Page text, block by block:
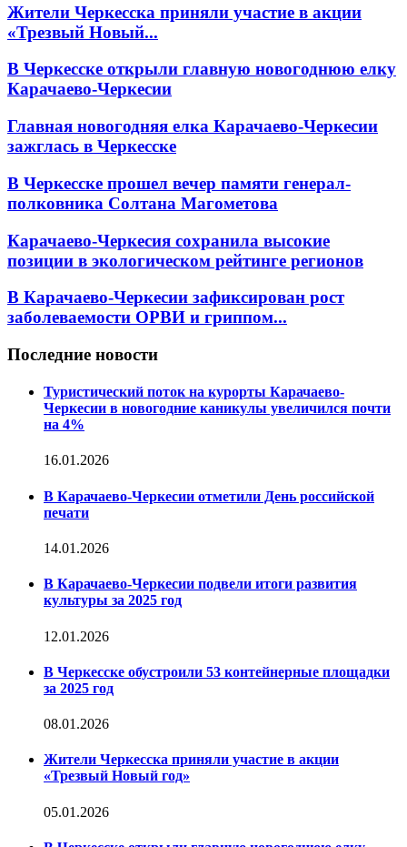
Жители Черкесска приняли участие в акции
«Трезвый Новый...
В Черкесске открыли главную новогоднюю елку
Карачаево-Черкесии
Главная новогодняя елка Карачаево-Черкесии
зажглась в Черкесске
В Черкесске прошел вечер памяти генерал-
полковника Солтана Магометова
Карачаево-Черкесия сохранила высокие
позиции в экологическом рейтинге регионов
В Карачаево-Черкесии зафиксирован рост
заболеваемости ОРВИ и гриппом...
Последние новости
Туристический поток на курорты Карачаево-
Черкесии в новогодние каникулы увеличился почти
на 4%
16.01.2026
В Карачаево-Черкесии отметили День российской
печати
14.01.2026
В Карачаево-Черкесии подвели итоги развития
культуры за 2025 год
12.01.2026
В Черкесске обустроили 53 контейнерные площадки
за 2025 год
08.01.2026
Жители Черкесска приняли участие в акции
«Трезвый Новый год»
05.01.2026